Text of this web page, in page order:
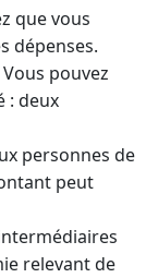
que vous
dépenses.
pouvez
: deux
personnes de
peut
relevant de